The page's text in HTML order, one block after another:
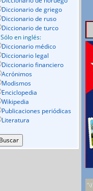
Diccionario de griego
Diccionario de ruso
Diccionario de turco
Sólo en inglés:
Diccionario médico
Diccionario legal
Diccionario financiero
Acrónimos
Modismos
Enciclopedia
Wikipedia
Publicaciones periódicas
Literatura